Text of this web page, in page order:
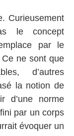
Curieusement
le concept
par le
Ce ne sont que
d’autres
la notion de
d’une norme
par un corps
évoquer un